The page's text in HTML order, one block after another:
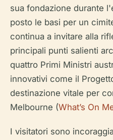
sua fondazione durante
posto le basi per un
continua a invitare alla
principali punti salienti
quattro Primi Ministri
innovativi come il
destinazione vitale per
Melbourne (What’s On
I visitatori sono